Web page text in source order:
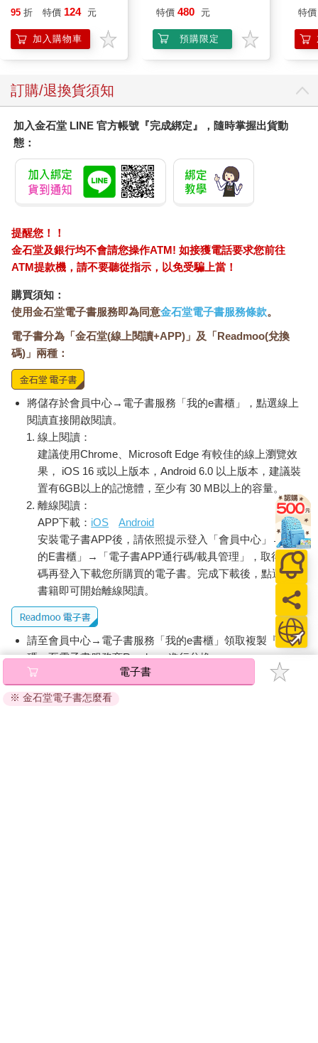
95 折 特價 124 元
加入購物車
特價 480 元
預購限定
特價
訂購/退換貨須知
加入金石堂 LINE 官方帳號『完成綁定』，隨時掌握出貨動
態：
提醒您！！
金石堂及銀行均不會請您操作ATM! 如接獲電話要求您前往
ATM提款機，請不要聽從指示，以免受騙上當！
購買須知：
使用金石堂電子書服務即為同意金石堂電子書服務條款。
電子書分為「金石堂(線上閱讀+APP)」及「Readmoo(兌換
碼)」兩種：
將儲存於會員中心→電子書服務「我的e書櫃」，點選線上
閱讀直接開啟閱讀。
線上閱讀：
建議使用Chrome、Microsoft Edge 有較佳的線上瀏覽效
果， iOS 16 或以上版本，Android 6.0 以上版本，建議裝
置有6GB以上的記憶體，至少有 30 MB以上的容量。
離線閱讀：
APP下載： iOS
Android
安裝電子書APP後，請依照提示登入「會員中心」→「我
的E書櫃」→「電子書APP通行碼/載具管理」，取得通行
碼再登入下載您所購買的電子書。完成下載後，點選任一
書籍即可開始離線閱讀。
請至會員中心→電子書服務「我的e書櫃」領取複製『兌換
碼』至電子書服務商Readmoo進行兌換。
退換貨須知：
因版權保護，您在金石堂所購買的電子書僅能以金石堂專屬
電子書
※ 金石堂電子書怎麼看